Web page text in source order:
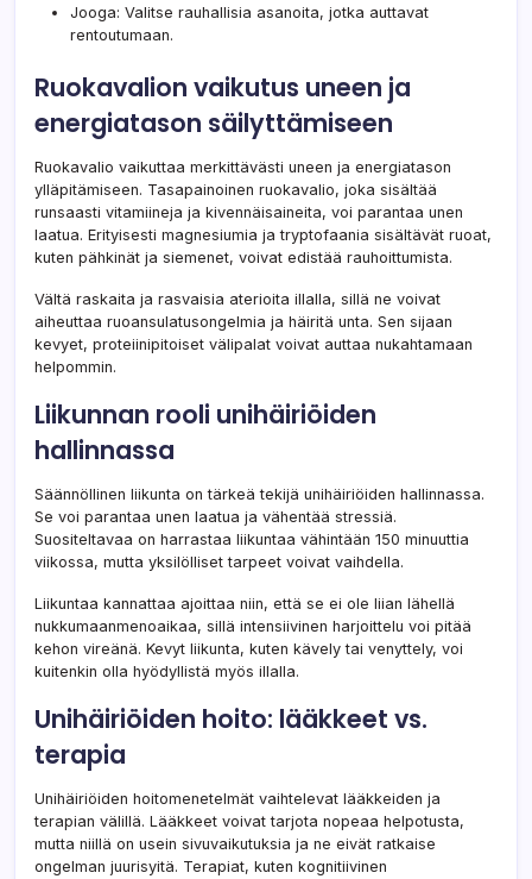
Jooga: Valitse rauhallisia asanoita, jotka auttavat
rentoutumaan.
Ruokavalion vaikutus uneen ja
energiatason säilyttämiseen
Ruokavalio vaikuttaa merkittävästi uneen ja energiatason
ylläpitämiseen. Tasapainoinen ruokavalio, joka sisältää
runsaasti vitamiineja ja kivennäisaineita, voi parantaa unen
laatua. Erityisesti magnesiumia ja tryptofaania sisältävät ruoat,
kuten pähkinät ja siemenet, voivat edistää rauhoittumista.
Vältä raskaita ja rasvaisia aterioita illalla, sillä ne voivat
aiheuttaa ruoansulatusongelmia ja häiritä unta. Sen sijaan
kevyet, proteiinipitoiset välipalat voivat auttaa nukahtamaan
helpommin.
Liikunnan rooli unihäiriöiden
hallinnassa
Säännöllinen liikunta on tärkeä tekijä unihäiriöiden hallinnassa.
Se voi parantaa unen laatua ja vähentää stressiä.
Suositeltavaa on harrastaa liikuntaa vähintään 150 minuuttia
viikossa, mutta yksilölliset tarpeet voivat vaihdella.
Liikuntaa kannattaa ajoittaa niin, että se ei ole liian lähellä
nukkumaanmenoaikaa, sillä intensiivinen harjoittelu voi pitää
kehon vireänä. Kevyt liikunta, kuten kävely tai venyttely, voi
kuitenkin olla hyödyllistä myös illalla.
Unihäiriöiden hoito: lääkkeet vs.
terapia
Unihäiriöiden hoitomenetelmät vaihtelevat lääkkeiden ja
terapian välillä. Lääkkeet voivat tarjota nopeaa helpotusta,
mutta niillä on usein sivuvaikutuksia ja ne eivät ratkaise
ongelman juurisyitä. Terapiat, kuten kognitiivinen